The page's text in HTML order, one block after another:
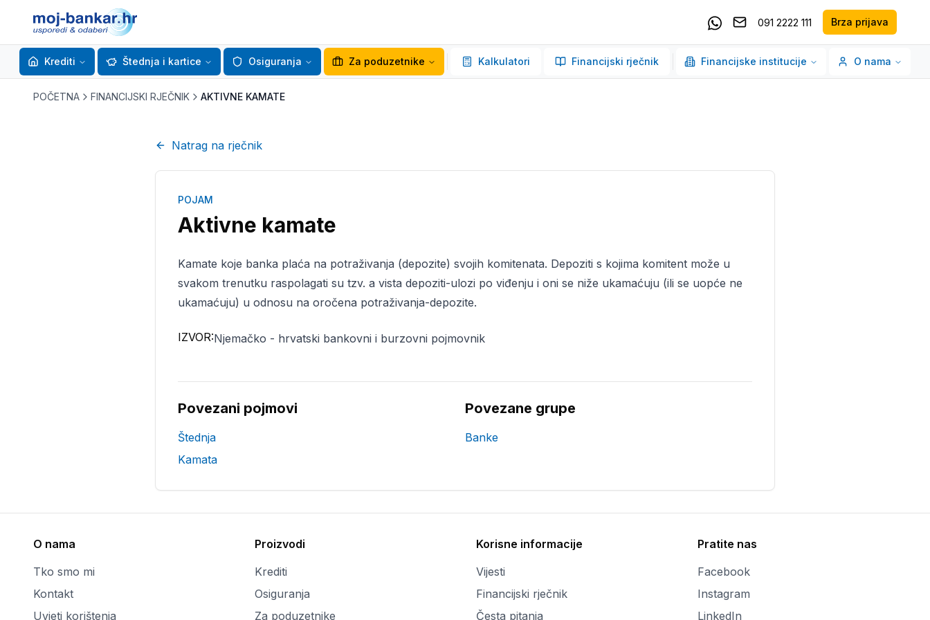
Kontaktirajte nas putem Whatsappa
091 2222 111 Brza prijava
Krediti Štednja i kartice Osiguranja Za poduzetnike Kalkulatori Financijski rječnik Financijske institucije O nama
POČETNA FINANCIJSKI RJEČNIK AKTIVNE KAMATE
Natrag na rječnik
POJAM
Aktivne kamate
Kamate koje banka plaća na potraživanja (depozite) svojih komitenata. Depoziti s kojima komitent može u
svakom trenutku raspolagati su tzv. a vista depoziti-ulozi po viđenju i oni se niže ukamaćuju (ili se uopće ne
ukamaćuju) u odnosu na oročena potraživanja-depozite.
IZVOR:Njemačko - hrvatski bankovni i burzovni pojmovnik
Povezani pojmovi
Štednja
Kamata
Povezane grupe
Banke
O nama
Tko smo mi
Kontakt
Uvjeti korištenja
Proizvodi
Krediti
Osiguranja
Za poduzetnike
Korisne informacije
Vijesti
Financijski rječnik
Česta pitanja
Pratite nas
Facebook
Instagram
LinkedIn